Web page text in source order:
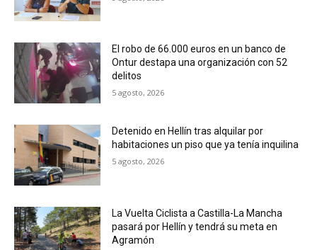
El robo de 66.000 euros en un banco de
Ontur destapa una organización con 52
delitos
5 agosto, 2026
Detenido en Hellín tras alquilar por
habitaciones un piso que ya tenía inquilina
5 agosto, 2026
La Vuelta Ciclista a Castilla-La Mancha
pasará por Hellín y tendrá su meta en
Agramón